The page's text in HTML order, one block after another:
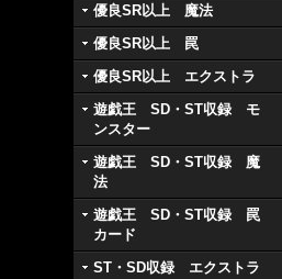
優良SR以上 魔法
優良SR以上 罠
優良SR以上 エクストラ
遊戯王 SD・ST収録 モ
ンスター
遊戯王 SD・ST収録 魔
法
遊戯王 SD・ST収録 罠
カード
ST・SD収録 エクストラ